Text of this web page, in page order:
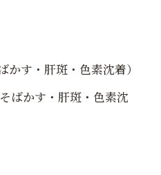
かす・肝斑・色素沈着）
ばかす・肝斑・色素沈